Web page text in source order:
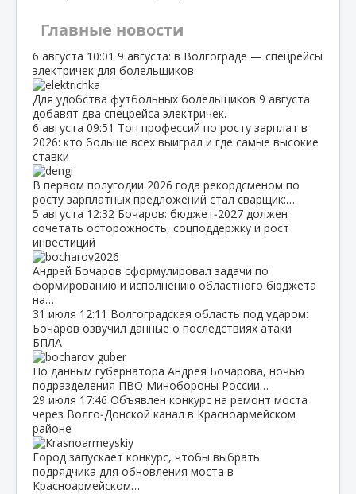
Главные новости
6 августа 10:01 9 августа: в Волгограде — спецрейсы
электричек для болельщиков
Для удобства футбольных болельщиков 9 августа
добавят два спецрейса электричек.
6 августа 09:51 Топ профессий по росту зарплат в
2026: кто больше всех выиграл и где самые высокие
ставки
В первом полугодии 2026 года рекордсменом по
росту зарплатных предложений стал сварщик:…
5 августа 12:32 Бочаров: бюджет‑2027 должен
сочетать осторожность, соцподдержку и рост
инвестиций
Андрей Бочаров сформулировал задачи по
формированию и исполнению областного бюджета
на…
31 июля 12:11 Волгоградская область под ударом:
Бочаров озвучил данные о последствиях атаки
БПЛА
По данным губернатора Андрея Бочарова, ночью
подразделения ПВО Минобороны России…
29 июля 17:46 Объявлен конкурс на ремонт моста
через Волго‑Донской канал в Красноармейском
районе
Город запускает конкурс, чтобы выбрать
подрядчика для обновления моста в
Красноармейском…